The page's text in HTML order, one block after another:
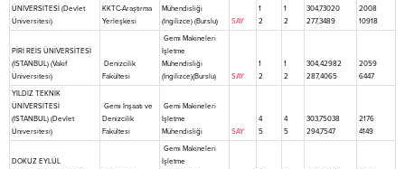
ÜNİVERSİTESİ (Devlet
Üniversitesi)
KKTC-Araştırma
Yerleşkesi
Mühendisliği
(İngilizce) (Burslu)
SAY
1
2
1
2
304,73020
277,3489
2008
10918
PİRİ REİS ÜNİVERSİTESİ
(İSTANBUL) (Vakıf
Üniversitesi)
Denizcilik
Fakültesi
Gemi Makineleri
İşletme
Mühendisliği
(İngilizce)(Burslu)
SAY
1
2
1
2
304,42982
287,4065
2059
6447
YILDIZ TEKNİK
ÜNİVERSİTESİ
(İSTANBUL) (Devlet
Üniversitesi)
Gemi İnşaatı ve
Denizcilik
Fakültesi
Gemi Makineleri
İşletme
Mühendisliği
SAY
4
5
4
5
303,75038
294,7547
2176
4149
DOKUZ EYLÜL
Gemi Makineleri
İşletme